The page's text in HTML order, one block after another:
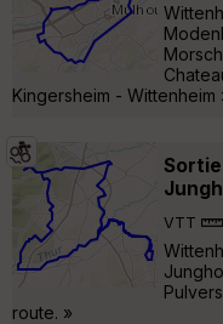
Kingersheim - Wittenheim
Sortie
VTT
route. »